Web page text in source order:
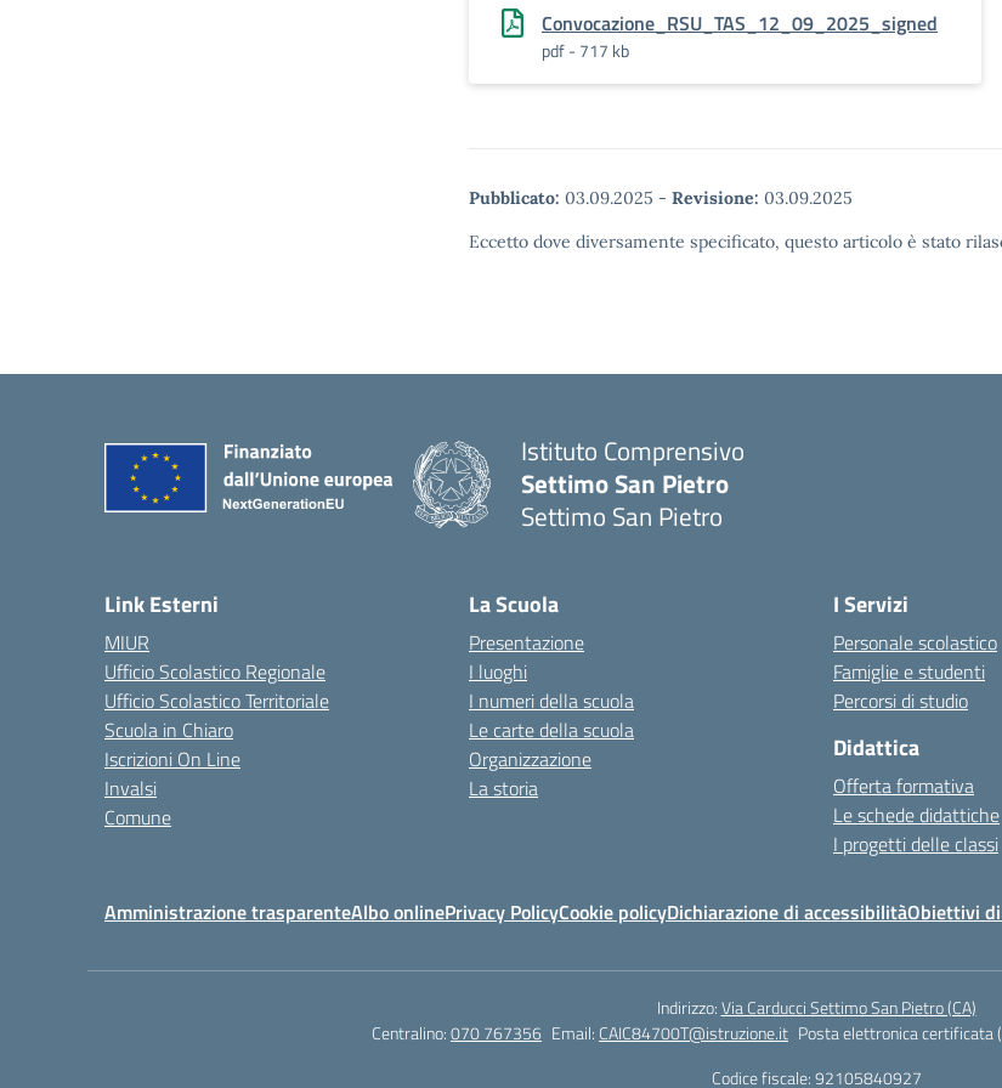
Convocazione_RSU_TAS_12_09_2025_signed
pdf - 717 kb
Pubblicato: 03.09.2025 - Revisione: 03.09.2025
Eccetto dove diversamente specificato, questo articolo è stato
Istituto Comprensivo
Settimo San Pietro
Settimo San Pietro
Link Esterni
MIUR
Ufficio Scolastico Regionale
Ufficio Scolastico Territoriale
Scuola in Chiaro
Iscrizioni On Line
Invalsi
Comune
La Scuola
Presentazione
I luoghi
I numeri della scuola
Le carte della scuola
Organizzazione
La storia
I Servizi
Personale scolastico
Famiglie e studenti
Percorsi di studio
Didattica
Offerta formativa
Le schede didattiche
I progetti delle classi
Amministrazione trasparenteAlbo onlinePrivacy PolicyCookie policyDichiarazione di accessibilitàObiettivi di
Indirizzo:Via Carducci Settimo San Pietro (CA)
Centralino:070 767356 Email: CAIC84700T@istruzione.it Posta elettronica certificata
Codice fiscale: 92105840927